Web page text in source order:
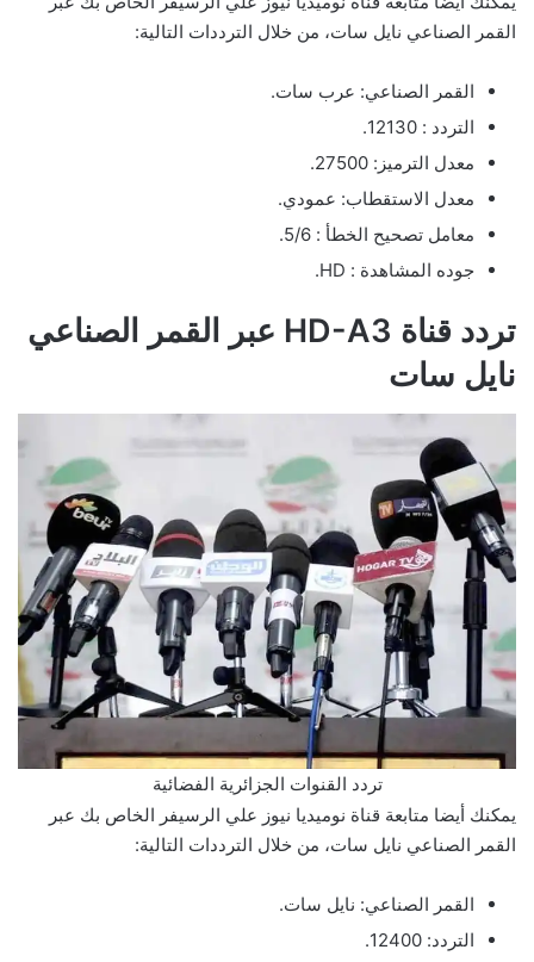
القمر الصناعي نايل سات، من خلال الترددات التالية:
القمر الصناعي: عرب سات.
التردد : 12130.
معدل الترميز: 27500.
معدل الاستقطاب: عمودي.
معامل تصحيح الخطأ : 5/6.
جوده المشاهدة : HD.
تردد قناة HD-A3 عبر القمر الصناعي
نايل سات
تردد القنوات الجزائرية الفضائية
يمكنك أيضا متابعة قناة نوميديا نيوز علي الرسيفر الخاص بك عبر
القمر الصناعي نايل سات، من خلال الترددات التالية:
القمر الصناعي: نايل سات.
التردد: 12400.